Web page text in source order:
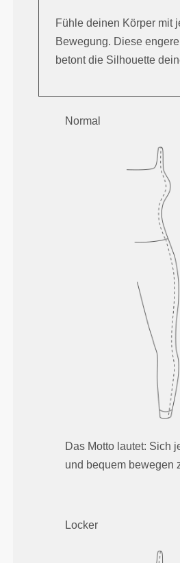
Fühle deinen Körper mit
Bewegung. Diese
betont die Silhouette
Normal
Das Motto lautet: Sich
und bequem bewegen
Locker